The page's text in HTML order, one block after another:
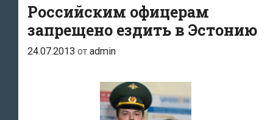
Российским офицерам
запрещено ездить в Эстонию
24.07.2013 от admin